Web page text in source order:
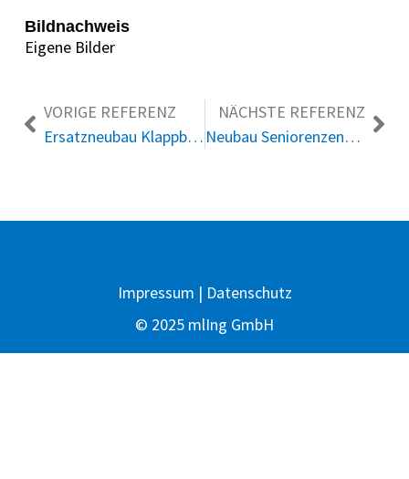
Bildnachweis
Eigene Bilder
VORIGE REFERENZ
Ersatzneubau Klappbrücke Lindaunis
NÄCHSTE REFERENZ
Neubau Seniorenzentrum
Impressum | Datenschutz
© 2025 mlIng GmbH